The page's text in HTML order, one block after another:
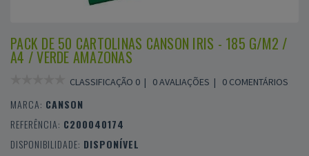
PACK DE 50 CARTOLINAS CANSON IRIS - 185 G/M2 /
A4 / VERDE AMAZONAS
CLASSIFICAÇÃO 0 | 0 AVALIAÇÕES | 0 COMENTÁRIOS
MARCA: CANSON
REFERÊNCIA: C200040174
DISPONIBILIDADE: DISPONÍVEL